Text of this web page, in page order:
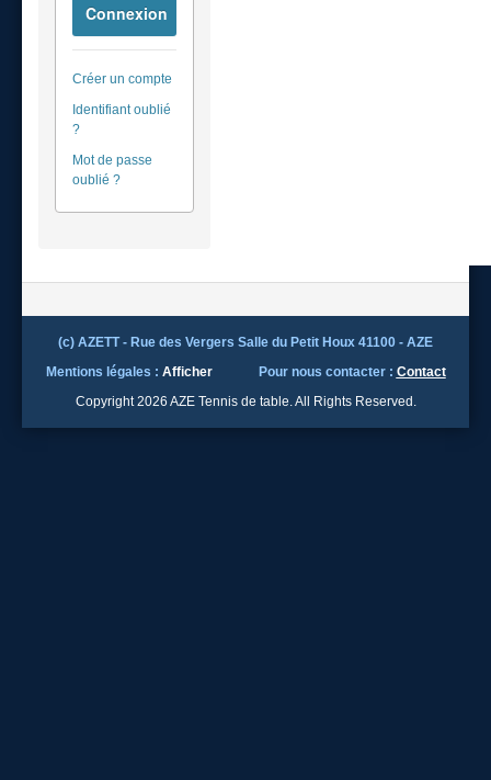
Connexion
Créer un compte
Identifiant oublié
?
Mot de passe
oublié ?
(c) AZETT - Rue des Vergers Salle du Petit Houx 41100 - AZE
Mentions légales : Afficher Pour nous contacter : Contact
Copyright 2026 AZE Tennis de table. All Rights Reserved.